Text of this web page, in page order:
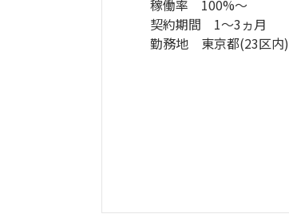
稼働率 100%～
契約期間 1～3ヵ月
勤務地 東京都(23区内)